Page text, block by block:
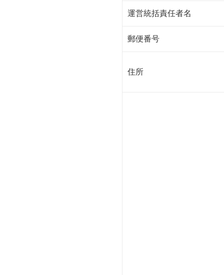
運営統括責任者名
郵便番号
住所